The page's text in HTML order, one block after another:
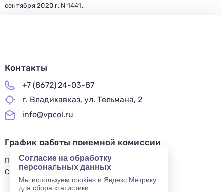
сентября 2020 г. N 1441.
Контакты
+7 (8672) 24-03-87
г. Владикавказ, ул. Тельмана, 2
info@vpcol.ru
График работы приемной комиссии
ПН-ПТ 09:00-17:00
СБ-ВС — ВЫХОДНОЙ
Согласие на обработку
персональных данных
Мы используем cookies и Яндекс.Метрику
для сбора статистики.